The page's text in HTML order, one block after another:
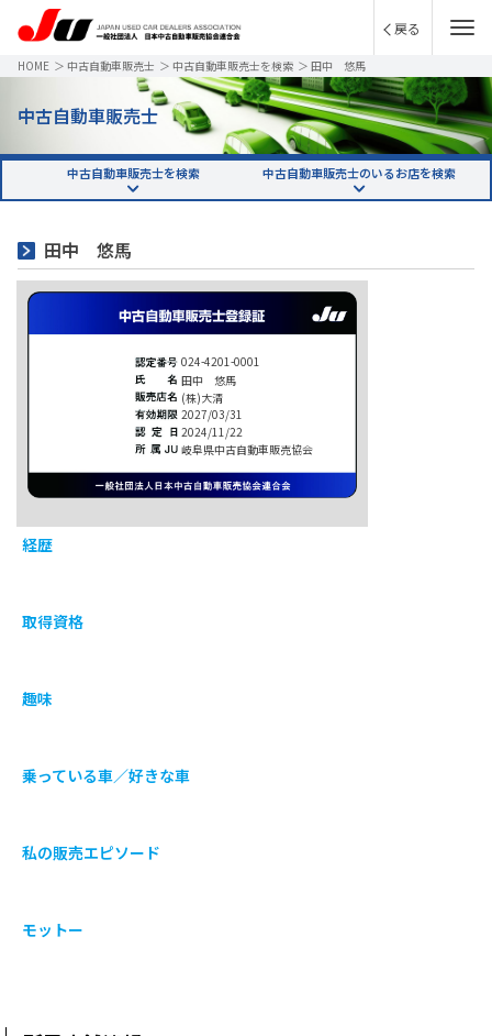
戻る
HOME ＞ 中古自動車販売士 ＞ 中古自動車販売士を検索 ＞ 田中 悠馬
中古自動車販売士
中古自動車販売士を検索 中古自動車販売士のいるお店を検索
田中 悠馬
024-4201-0001
田中 悠馬
(株)大清
2027/03/31
2024/11/22
岐阜県中古自動車販売協会
経歴
取得資格
趣味
乗っている車／好きな車
私の販売エピソード
モットー